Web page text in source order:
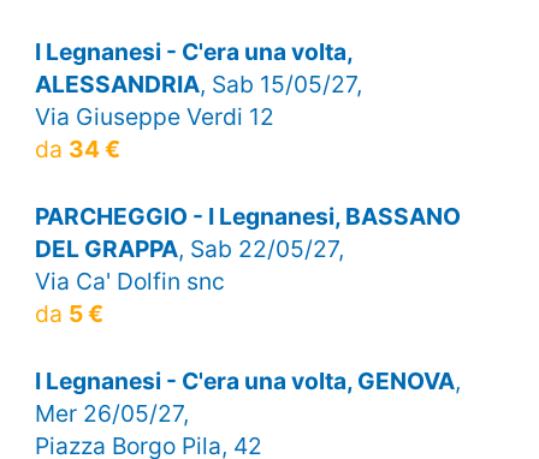
I Legnanesi - C'era una volta,
ALESSANDRIA, Sab 15/05/27,
Via Giuseppe Verdi 12
da 34 €
PARCHEGGIO - I Legnanesi, BASSANO
DEL GRAPPA, Sab 22/05/27,
Via Ca' Dolfin snc
da 5 €
I Legnanesi - C'era una volta, GENOVA,
Mer 26/05/27,
Piazza Borgo Pila, 42